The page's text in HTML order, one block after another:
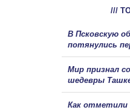
///
В Псковскую
потянулись
Мир признал
шедевры
Как отметили